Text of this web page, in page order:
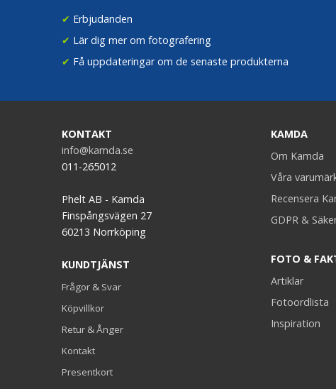
✔ Erbjudanden
✔ Lär dig mer om fotografering
✔ Få uppdateringar om de senaste produkterna
KONTAKT
info@kamda.se
011-265012
Phelt AB - Kamda
Finspångsvägen 27
60213 Norrköping
KUNDTJÄNST
Frågor & Svar
Köpvillkor
Retur & Ånger
Kontakt
Presentkort
KAMDA
Om Kamda
Våra
Recensera
GDPR &
FOTO &
Artiklar
Fotoordlista
Inspiration